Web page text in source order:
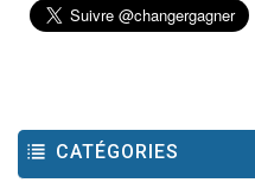
CATÉGORIES